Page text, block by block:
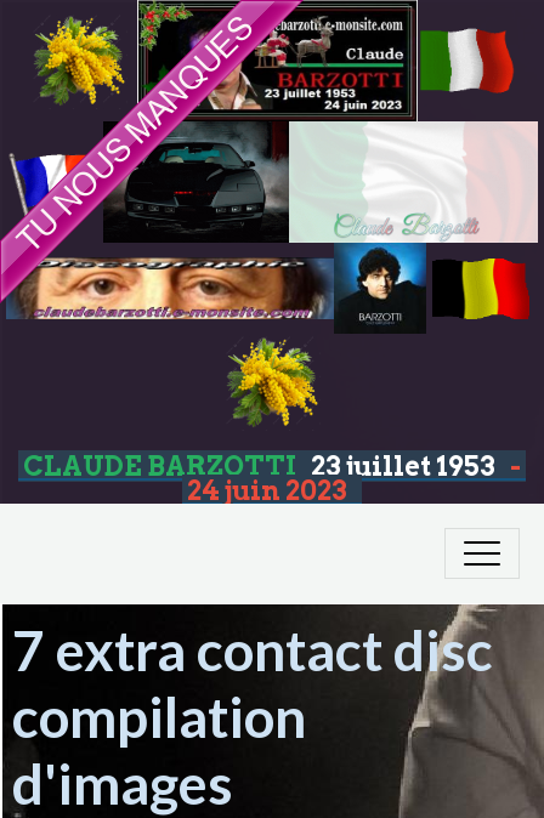
CLAUDE BARZOTTI 23 juillet 1953 -
24 juin 2023
7 extra contact disc
compilation
d'images